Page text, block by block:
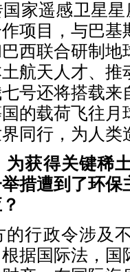
家遥感卫星星
项目，与巴基
西联合研制
航天人才、推
号还将搭载来
的载荷飞往月
同行，为人类
为获得关键稀
措遭到了环保
的行政令涉及
据国际法，